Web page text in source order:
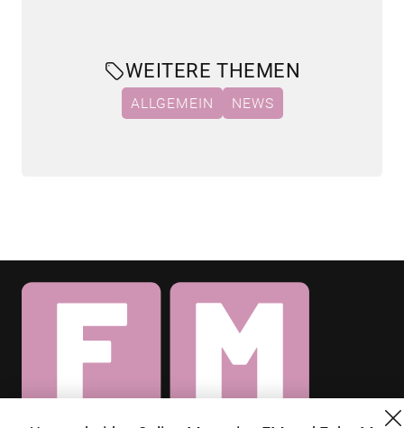
WEITERE THEMEN
ALLGEMEIN NEWS